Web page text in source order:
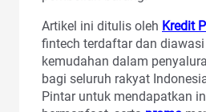
Artikel ini ditulis oleh Kredit
fintech terdaftar dan
kemudahan dalam
bagi seluruh rakyat
Pintar untuk mendapatkan